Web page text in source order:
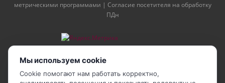
метрическими программами | Согласие посетителя на обработку
ПДн
Мы используем cookie
Cookie помогают нам работать корректно,